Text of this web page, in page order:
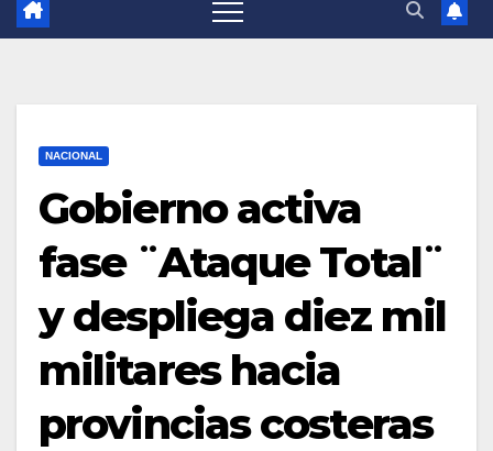
NACIONAL
Gobierno activa
fase ¨Ataque Total¨
y despliega diez mil
militares hacia
provincias costeras